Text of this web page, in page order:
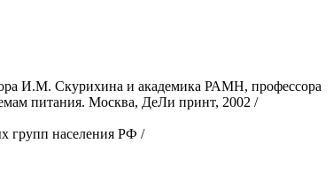
И.М. Cкурихина и академика РАМН, профессора
питания. Москва, ДеЛи принт, 2002 /
групп населения РФ /